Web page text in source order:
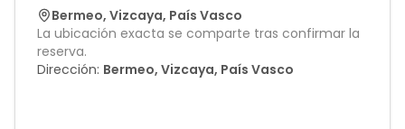
Bermeo, Vizcaya, País Vasco
La ubicación exacta se comparte tras confirmar la
reserva.
Dirección: Bermeo, Vizcaya, País Vasco